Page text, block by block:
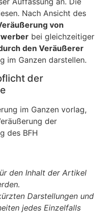
Nach Ansicht des
von
bei gleichzeitiger
den Veräußerer
im Ganzen darstellen.
der
im Ganzen vorlag,
der
des BFH
den Inhalt der Artikel
Darstellungen und
jedes Einzelfalls